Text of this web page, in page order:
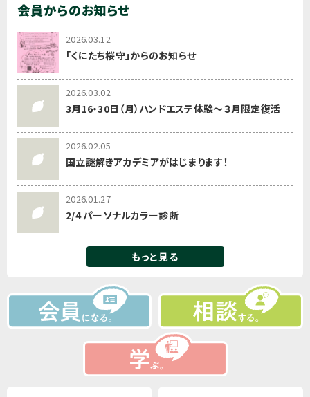
会員からのお知らせ
2026.03.12
「くにたち桜守」からのお知らせ
2026.03.02
3月16・30日（月）ハンドエステ体験～３月限定復活
2026.02.05
国立謎解きアカデミアがはじまります！
2026.01.27
2/4 パーソナルカラー診断
もっと見る